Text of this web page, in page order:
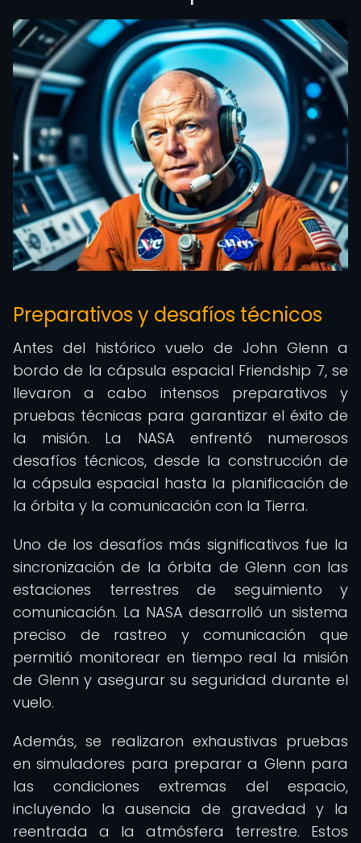
Preparativos y desafíos técnicos
Antes del histórico vuelo de John Glenn a
bordo de la cápsula espacial Friendship 7, se
llevaron a cabo intensos preparativos y
pruebas técnicas para garantizar el éxito de
la misión. La NASA enfrentó numerosos
desafíos técnicos, desde la construcción de
la cápsula espacial hasta la planificación de
la órbita y la comunicación con la Tierra.
Uno de los desafíos más significativos fue la
sincronización de la órbita de Glenn con las
estaciones terrestres de seguimiento y
comunicación. La NASA desarrolló un sistema
preciso de rastreo y comunicación que
permitió monitorear en tiempo real la misión
de Glenn y asegurar su seguridad durante el
vuelo.
Además, se realizaron exhaustivas pruebas
en simuladores para preparar a Glenn para
las condiciones extremas del espacio,
incluyendo la ausencia de gravedad y la
reentrada a la atmósfera terrestre. Estos